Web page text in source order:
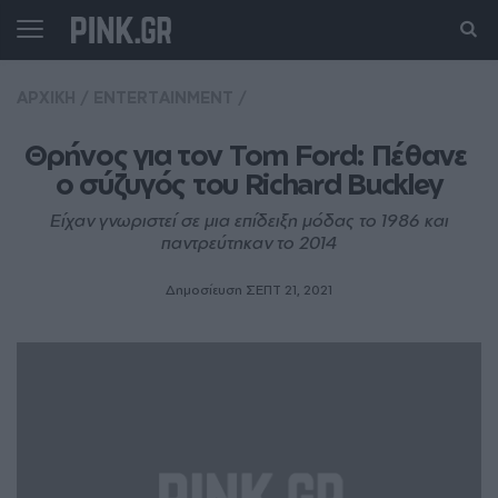
Θρήνος για τον Tom Ford: Πέθανε
ο σύζυγός του Richard Buckley
Είχαν γνωριστεί σε μια επίδειξη μόδας το 1986 και
παντρεύτηκαν το 2014
Δημοσίευση ΣΕΠΤ 21, 2021